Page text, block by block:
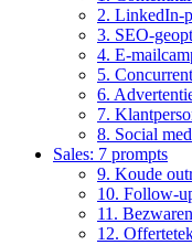
2. LinkedIn-
3. SEO-
4. E-
5.
6.
7.
8. Social
Sales: 7 prompts
9. Koude
10. Follow-
11.
12.